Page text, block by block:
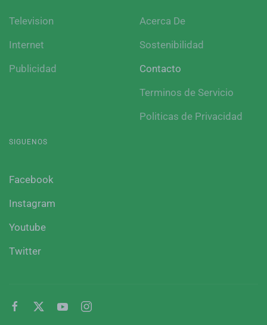
Television
Internet
Publicidad
Acerca De
Sostenibilidad
Contacto
Terminos de Servicio
Politicas de Privacidad
SIGUENOS
Facebook
Instagram
Youtube
Twitter